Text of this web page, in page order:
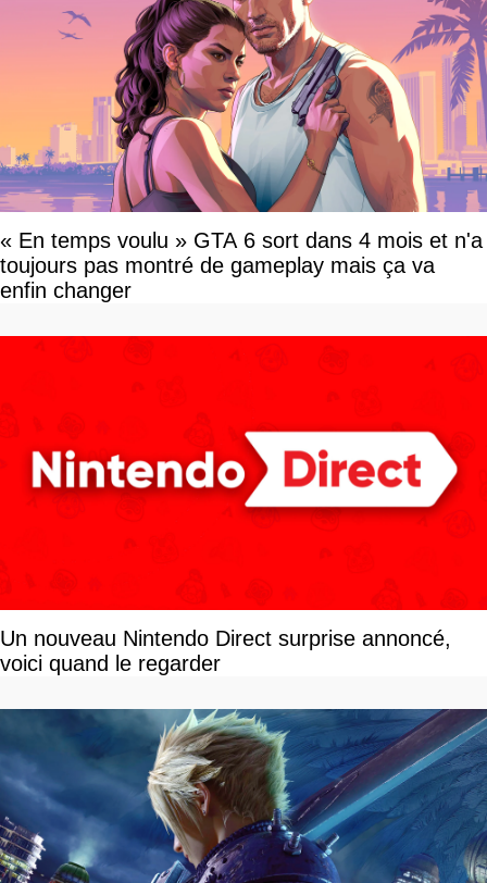
« En temps voulu » GTA 6 sort dans 4 mois et n'a
toujours pas montré de gameplay mais ça va
enfin changer
Un nouveau Nintendo Direct surprise annoncé,
voici quand le regarder